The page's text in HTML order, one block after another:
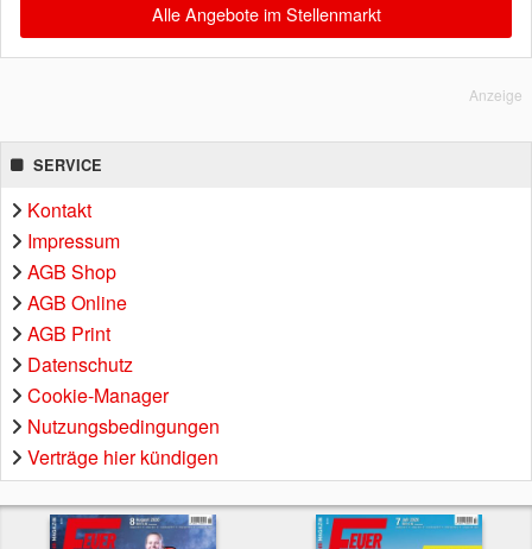
Alle Angebote im Stellenmarkt
Anzeige
SERVICE
Kontakt
Impressum
AGB Shop
AGB Online
AGB Print
Datenschutz
Cookie-Manager
Nutzungsbedingungen
Verträge hier kündigen